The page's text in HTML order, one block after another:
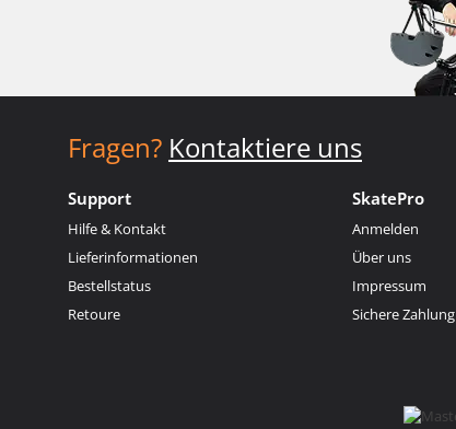
Fragen? Kontaktiere uns
Support
Hilfe & Kontakt
Lieferinformationen
Bestellstatus
Retoure
SkatePro
Anmelden
Über uns
Impressum
Sichere Zahlung